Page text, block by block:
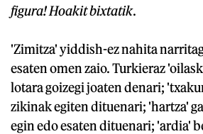
figura! Hoakit bixtatik.
'Zimitza' yiddish-ez nahita
esaten omen zaio. Turkieraz
lotara goizegi joaten denari;
zikinak egiten dituenari; 'hartza'
egin edo esaten dituenari; 'ardia'